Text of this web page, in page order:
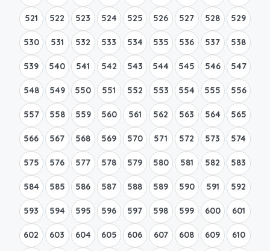
521 522 523 524 525 526 527 528 529
530 531 532 533 534 535 536 537 538
539 540 541 542 543 544 545 546 547
548 549 550 551 552 553 554 555 556
557 558 559 560 561 562 563 564 565
566 567 568 569 570 571 572 573 574
575 576 577 578 579 580 581 582 583
584 585 586 587 588 589 590 591 592
593 594 595 596 597 598 599 600 601
602 603 604 605 606 607 608 609 610